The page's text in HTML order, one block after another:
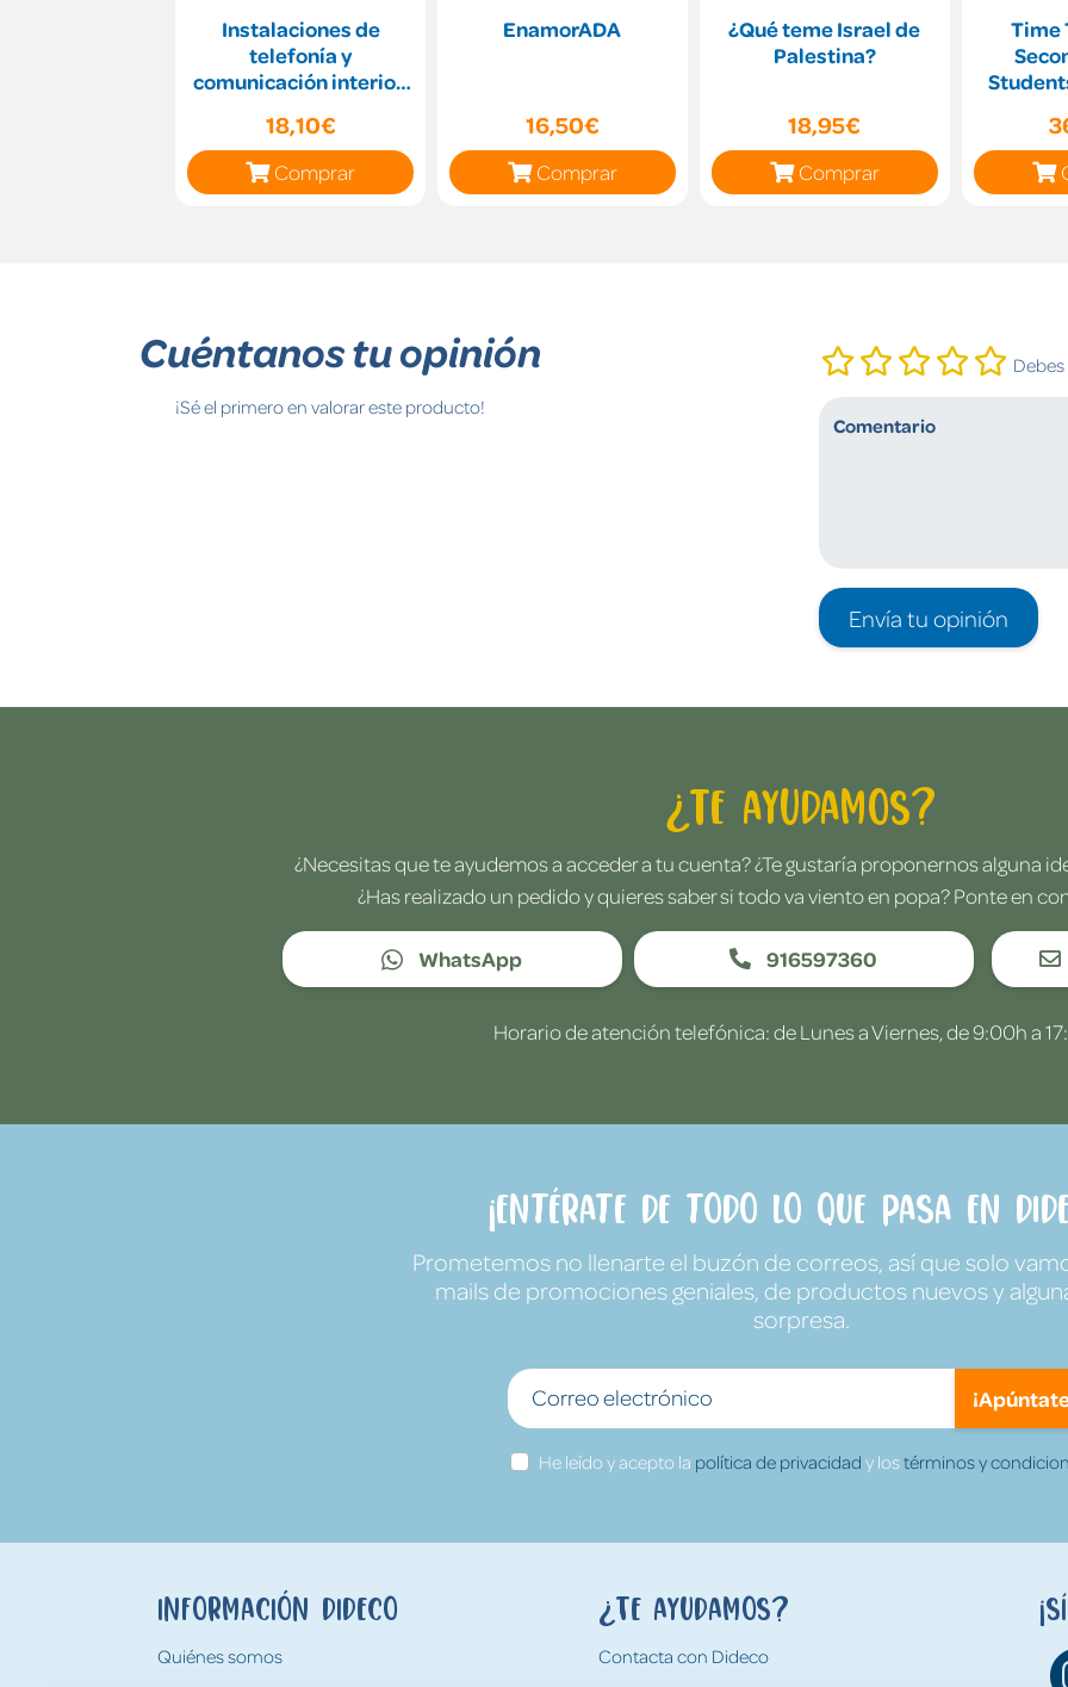
Instalaciones de
telefonía y
comunicación interior.
manteni
18,10€
Comprar
EnamorADA
16,50€
Comprar
¿Qué teme Israel de
Palestina?
18,95€
Comprar
Time
Cuéntanos tu opinión
¡Sé el primero en valorar este producto!
Envía tu opinión
¿Te ayudamos?
¿Necesitas que te ayudemos a acceder a tu cuenta? ¿Te gustaría proponernos alguna
¿Has realizado un pedido y quieres saber si todo va viento en popa? Ponte en
WhatsApp 916597360
Horario de atención telefónica: de Lunes a Viernes, de 9:00h a
¡Entérate de todo lo que pasa en
Prometemos no llenarte el buzón de correos, así que solo
mails de promociones geniales, de productos nuevos y
sorpresa.
He leído y acepto la política de privacidad y lostérminos y
Información Dideco
Quiénes somos
¿Te ayudamos?
Contacta con Dideco